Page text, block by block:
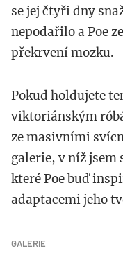
se jej čtyři dny
nepodařilo a Poe
překrvení mozku.
Pokud holdujete
viktoriánským
ze masivními
galerie, v níž
které Poe buď
adaptacemi jeho
GALERIE